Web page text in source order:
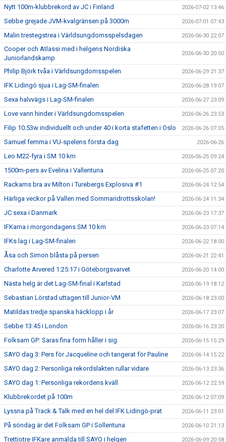
Nytt 100m-klubbrekord av JC i Finland 2026-07-02 13:46
Sebbe grejade JVM-kvalgränsen på 3000m 2026-07-01 07:43
Malin trestegstrea i Världsungdomsspelsdagen 2026-06-30 22:07
Cooper och Atlassi med i helgens Nordiska
Juniorlandskamp
2026-06-30 20:50
Philip Björk tvåa i Världsungdomsspelen 2026-06-29 21:37
IFK Lidingö sjua i Lag-SM-finalen 2026-06-28 19:07
Sexa halvvägs i Lag-SM-finalen 2026-06-27 23:09
Love vann hinder i Världsungdomsspelen 2026-06-26 23:53
Filip 10.53w individuellt och under 40 i korta stafetten i Oslo 2026-06-26 07:05
Samuel femma i VU-spelens första dag 2026-06-26
Leo M22-fyra i SM 10 km 2026-06-25 09:24
1500m-pers av Evelina i Vallentuna 2026-06-25 07:20
Rackarns bra av Milton i Turebergs Explosiva #1 2026-06-24 12:54
Härliga veckor på Vallen med Sommaridrottsskolan! 2026-06-24 11:34
JC sexa i Danmark 2026-06-23 17:37
IFKarna i morgondagens SM 10 km 2026-06-23 07:14
IFKs lag i Lag-SM-finalen 2026-06-22 18:00
Åsa och Simon blåsta på persen 2026-06-21 22:41
Charlotte Arvered 1:25:17 i Göteborgsvarvet 2026-06-20 14:00
Nästa helg är det Lag-SM-final i Karlstad 2026-06-19 18:12
Sebastian Lörstad uttagen till Junior-VM 2026-06-18 23:00
Matildas tredje spanska häcklopp i år 2026-06-17 23:07
Sebbe 13:45 i London 2026-06-16 23:20
Folksam GP: Saras fina form håller i sig 2026-06-15 15:29
SAYO dag 3: Pers för Jacqueline och tangerat för Pauline 2026-06-14 15:22
SAYO dag 2: Personliga rekordslakten rullar vidare 2026-06-13 23:36
SAYO dag 1: Personliga rekordens kväll 2026-06-12 22:59
Klubbrekordet på 100m 2026-06-12 07:09
Lyssna på Track & Talk med en hel del IFK Lidingö-prat 2026-06-11 23:01
På söndag är det Folksam GP i Sollentuna 2026-06-10 21:13
Trettiotre IFKare anmälda till SAYO i helgen 2026-06-09 20:58